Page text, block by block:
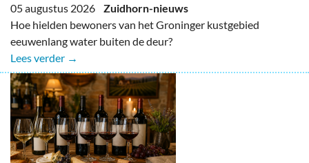
05 augustus 2026 Zuidhorn-nieuws
Hoe hielden bewoners van het Groninger kustgebied
eeuwenlang water buiten de deur?
Lees verder →